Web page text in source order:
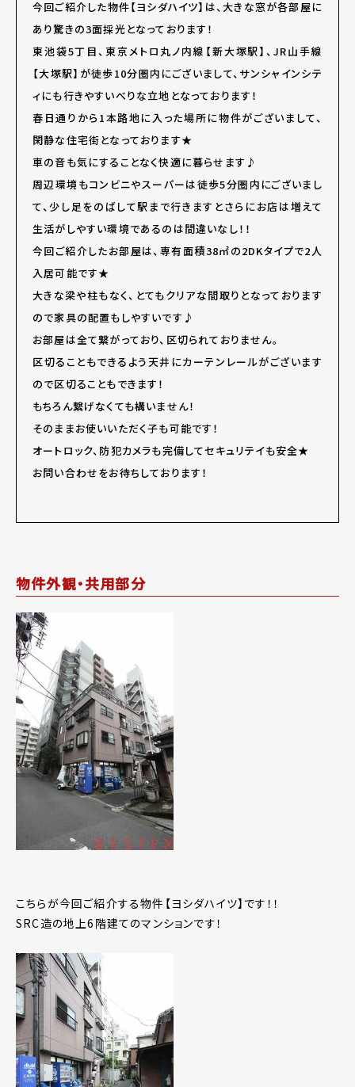
今回ご紹介した物件【ヨシダハイツ】は、大きな窓が各部屋に
あり驚きの3面採光となっております！
東池袋5丁目、東京メトロ丸ノ内線【新大塚駅】、JR山手線
【大塚駅】が徒歩10分圏内にございまして、サンシャインシテ
ィにも行きやすいべりな立地となっております！
春日通りから1本路地に入った場所に物件がございまして、
閑静な住宅街となっております★
車の音も気にすることなく快適に暮らせます♪
周辺環境もコンビニやスーパーは徒歩5分圏内にございまし
て、少し足をのばして駅まで行きますとさらにお店は増えて
生活がしやすい環境であるのは間違いなし！！
今回ご紹介したお部屋は、専有面積38㎡の2DKタイプで2人
入居可能です★
大きな梁や柱もなく、とてもクリアな間取りとなっております
ので家具の配置もしやすいです♪
お部屋は全て繋がっており、区切られておりません。
区切ることもできるよう天井にカーテンレールがございます
ので区切ることもできます！
もちろん繋げなくても構いません！
そのままお使いいただく子も可能です！
オートロック、防犯カメラも完備してセキュリテイも安全★
お問い合わせをお待ちしております！
物件外観・共用部分
こちらが今回ご紹介する物件【ヨシダハイツ】です！！
SRC造の地上6階建てのマンションです！